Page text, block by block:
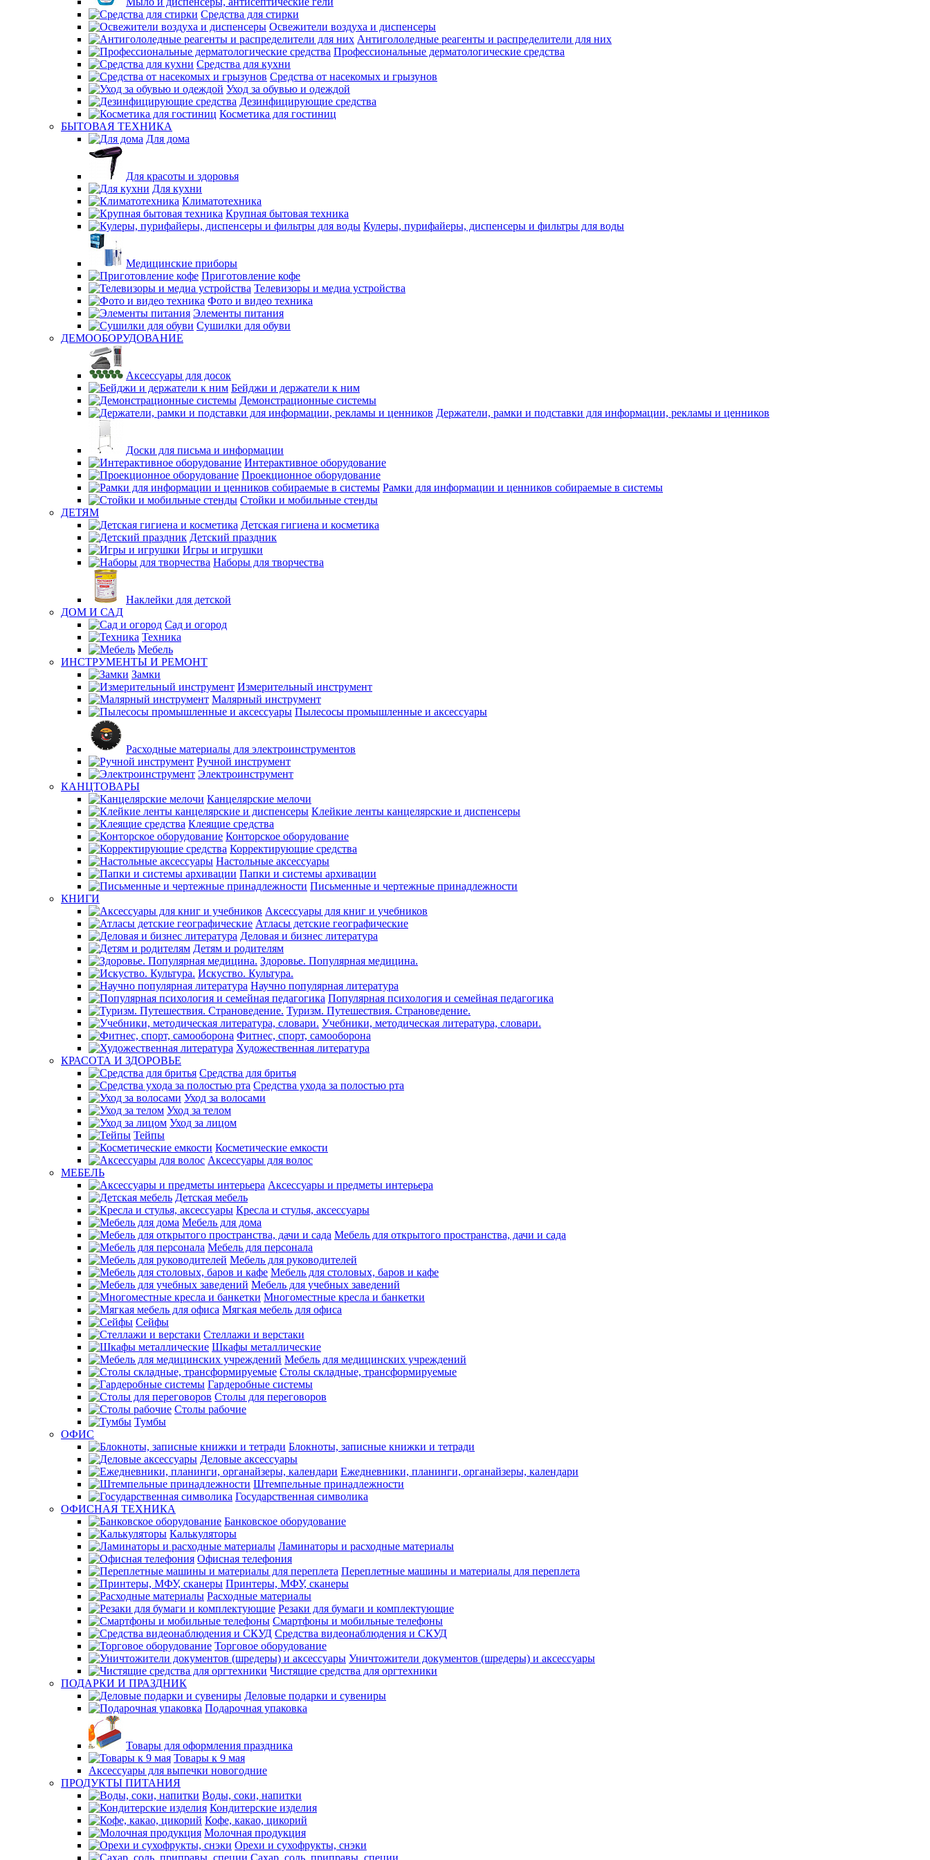
Средства для стирки
Освежители воздуха и диспенсеры
Антигололедные реагенты и распределители для них
Профессиональные дерматологические средства
Средства для кухни
Средства от насекомых и грызунов
Уход за обувью и одеждой
Дезинфицирующие средства
Косметика для гостиниц
БЫТОВАЯ ТЕХНИКА
Для дома
Для красоты и здоровья
Для кухни
Климатотехника
Крупная бытовая техника
Кулеры, пурифайеры, диспенсеры и фильтры для воды
Медицинские приборы
Приготовление кофе
Телевизоры и медиа устройства
Фото и видео техника
Элементы питания
Сушилки для обуви
ДЕМООБОРУДОВАНИЕ
Аксессуары для досок
Бейджи и держатели к ним
Демонстрационные системы
Держатели, рамки и подставки для информации, рекламы и ценников
Доски для письма и информации
Интерактивное оборудование
Проекционное оборудование
Рамки для информации и ценников собираемые в системы
Стойки и мобильные стенды
ДЕТЯМ
Детская гигиена и косметика
Детский праздник
Игры и игрушки
Наборы для творчества
Наклейки для детской
ДОМ И САД
Сад и огород
Техника
Мебель
ИНСТРУМЕНТЫ И РЕМОНТ
Замки
Измерительный инструмент
Малярный инструмент
Пылесосы промышленные и аксессуары
Расходные материалы для электроинструментов
Ручной инструмент
Электроинструмент
КАНЦТОВАРЫ
Канцелярские мелочи
Клейкие ленты канцелярские и диспенсеры
Клеящие средства
Конторское оборудование
Корректирующие средства
Настольные аксессуары
Папки и системы архивации
Письменные и чертежные принадлежности
КНИГИ
Аксессуары для книг и учебников
Атласы детские географические
Деловая и бизнес литература
Детям и родителям
Здоровье. Популярная медицина.
Искуство. Культура.
Научно популярная литература
Популярная психология и семейная педагогика
Туризм. Путешествия. Страноведение.
Учебники, методическая литература, словари.
Фитнес, спорт, самооборона
Художественная литература
КРАСОТА И ЗДОРОВЬЕ
Средства для бритья
Средства ухода за полостью рта
Уход за волосами
Уход за телом
Уход за лицом
Тейпы
Косметические емкости
Аксессуары для волос
МЕБЕЛЬ
Аксессуары и предметы интерьера
Детская мебель
Кресла и стулья, аксессуары
Мебель для дома
Мебель для открытого пространства, дачи и сада
Мебель для персонала
Мебель для руководителей
Мебель для столовых, баров и кафе
Мебель для учебных заведений
Многоместные кресла и банкетки
Мягкая мебель для офиса
Сейфы
Стеллажи и верстаки
Шкафы металлические
Мебель для медицинских учреждений
Столы складные, трансформируемые
Гардеробные системы
Столы для переговоров
Столы рабочие
Тумбы
ОФИС
Блокноты, записные книжки и тетради
Деловые аксессуары
Ежедневники, планинги, органайзеры, календари
Штемпельные принадлежности
Государственная символика
ОФИСНАЯ ТЕХНИКА
Банковское оборудование
Калькуляторы
Ламинаторы и расходные материалы
Офисная телефония
Переплетные машины и материалы для переплета
Принтеры, МФУ, сканеры
Расходные материалы
Резаки для бумаги и комплектующие
Смартфоны и мобильные телефоны
Средства видеонаблюдения и СКУД
Торговое оборудование
Уничтожители документов (шредеры) и аксессуары
Чистящие средства для оргтехники
ПОДАРКИ И ПРАЗДНИК
Деловые подарки и сувениры
Подарочная упаковка
Товары для оформления праздника
Товары к 9 мая
Аксессуары для выпечки новогодние
ПРОДУКТЫ ПИТАНИЯ
Воды, соки, напитки
Кондитерские изделия
Кофе, какао, цикорий
Молочная продукция
Орехи и сухофрукты, снэки
Сахар, соль, приправы, специи